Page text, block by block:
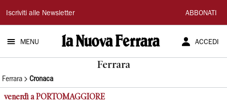
La
Nuova
Ferrara
Iscriviti alle Newsletter ABBONATI
MENU ACCEDI
Ferrara
Ferrara Cronaca
venerdì a PORTOMAGGIORE